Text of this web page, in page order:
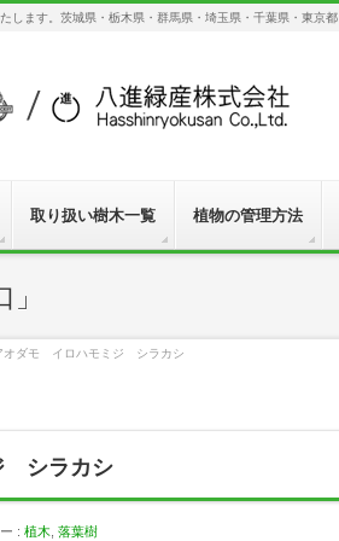
します。茨城県・栃木県・群馬県・埼玉県・千葉県・東京都
取り扱い樹木一覧 植物の管理方法
オダモ イロハモミジ シラカシ
シラカシ
: 植木 落葉樹